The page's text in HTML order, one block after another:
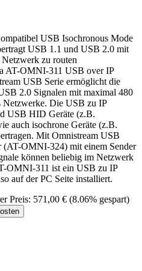
USB Isochronous Mode
USB 1.1 und USB 2.0 mit
zu routen
AT-OMNI-311 USB over IP
USB Serie ermöglicht die
2.0 Signalen mit maximal 480
Netzwerke. Die USB zu IP
USB HID Geräte (z.B.
auch isochrone Geräte (z.B.
Mit Omnistream USB
(AT-OMNI-324) mit einem Sender
können beliebig im Netzwerk
OMNI-311 ist ein USB zu IP
auf der PC Seite installiert.
Preis: 571,00 € (8.06% gespart)